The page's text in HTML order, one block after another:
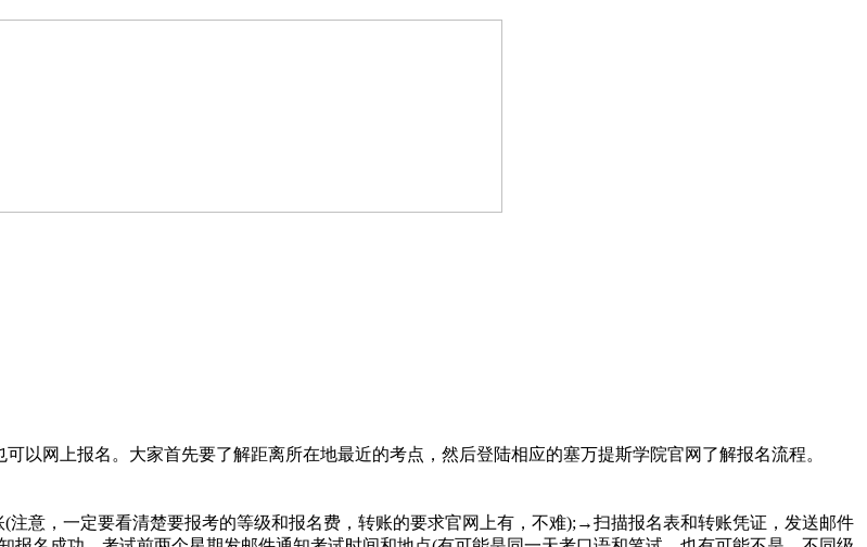
网上报名。大家首先要了解距离所在地最近的考点，然后登陆相应的塞万提斯学院官网了解报名流程。
，一定要看清楚要报考的等级和报名费，转账的要求官网上有，不难);→扫描报名表和转账凭证，发送邮件